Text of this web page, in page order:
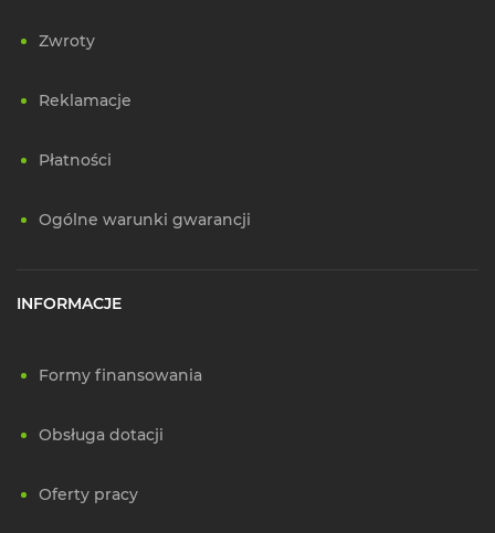
Zwroty
Reklamacje
Płatności
Ogólne warunki gwarancji
INFORMACJE
Formy finansowania
Obsługa dotacji
Oferty pracy